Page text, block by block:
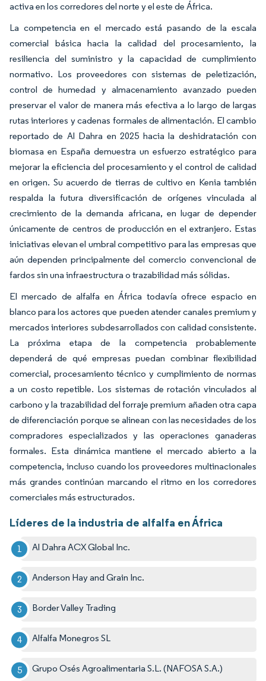
activa en los corredores del norte y el este de África.
La competencia en el mercado está pasando de la escala
comercial básica hacia la calidad del procesamiento, la
resiliencia del suministro y la capacidad de cumplimiento
normativo. Los proveedores con sistemas de peletización,
control de humedad y almacenamiento avanzado pueden
preservar el valor de manera más efectiva a lo largo de largas
rutas interiores y cadenas formales de alimentación. El cambio
reportado de Al Dahra en 2025 hacia la deshidratación con
biomasa en España demuestra un esfuerzo estratégico para
mejorar la eficiencia del procesamiento y el control de calidad
en origen. Su acuerdo de tierras de cultivo en Kenia también
respalda la futura diversificación de orígenes vinculada al
crecimiento de la demanda africana, en lugar de depender
únicamente de centros de producción en el extranjero. Estas
iniciativas elevan el umbral competitivo para las empresas que
aún dependen principalmente del comercio convencional de
fardos sin una infraestructura o trazabilidad más sólidas.
El mercado de alfalfa en África todavía ofrece espacio en
blanco para los actores que pueden atender canales premium y
mercados interiores subdesarrollados con calidad consistente.
La próxima etapa de la competencia probablemente
dependerá de qué empresas puedan combinar flexibilidad
comercial, procesamiento técnico y cumplimiento de normas
a un costo repetible. Los sistemas de rotación vinculados al
carbono y la trazabilidad del forraje premium añaden otra capa
de diferenciación porque se alinean con las necesidades de los
compradores especializados y las operaciones ganaderas
formales. Esta dinámica mantiene el mercado abierto a la
competencia, incluso cuando los proveedores multinacionales
más grandes continúan marcando el ritmo en los corredores
comerciales más estructurados.
Líderes de la industria de alfalfa en África
Al Dahra ACX Global Inc.
Anderson Hay and Grain Inc.
Border Valley Trading
Alfalfa Monegros SL
Grupo Osés Agroalimentaria S.L. (NAFOSA S.A.)